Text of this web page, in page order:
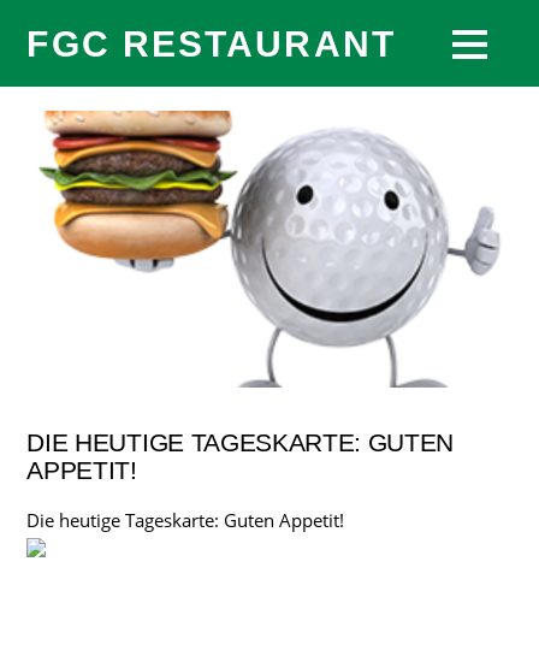
FGC RESTAURANT
DIE HEUTIGE TAGESKARTE: GUTEN
APPETIT!
Die heutige Tageskarte: Guten Appetit!